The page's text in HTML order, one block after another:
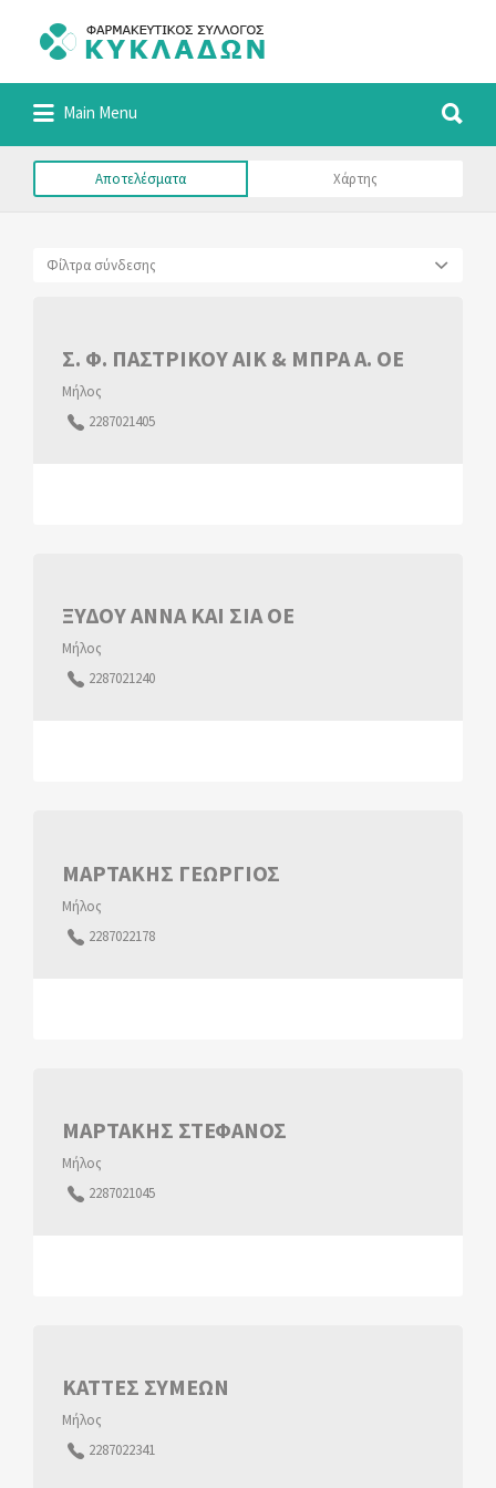
Φαρμακευτικός Σύλλογος Κυκλάδων
Αναζήτηση
για:
Main Menu
για:
Αποτελέσματα Χάρτης
Φίλτρα σύνδεσης
Σ. Φ. ΠΑΣΤΡΙΚΟΥ ΑΙΚ & ΜΠΡΑ Α. ΟΕ
Μήλος
2287021405
ΞΥΔΟΥ ΑΝΝΑ ΚΑΙ ΣΙΑ ΟΕ
Μήλος
2287021240
ΜΑΡΤΑΚΗΣ ΓΕΩΡΓΙΟΣ
Μήλος
2287022178
ΜΑΡΤΑΚΗΣ ΣΤΕΦΑΝΟΣ
Μήλος
2287021045
ΚΑΤΤΕΣ ΣΥΜΕΩΝ
Μήλος
2287022341